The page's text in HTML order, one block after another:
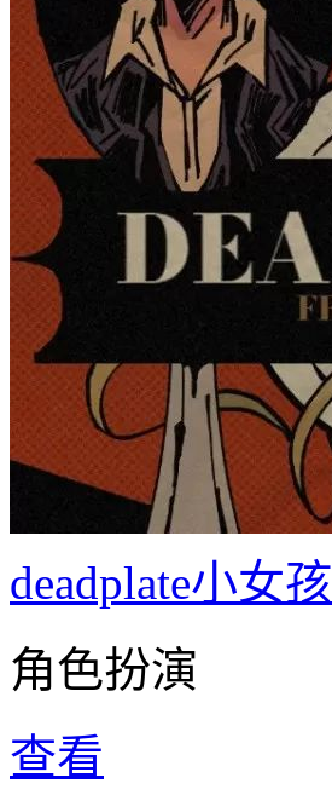
deadplate小女孩
角色扮演
查看